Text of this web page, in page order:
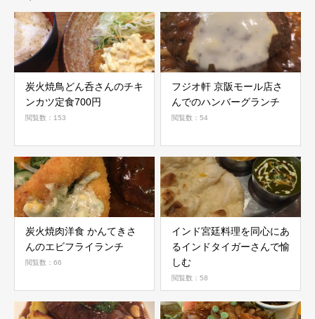
炭火焼鳥どん呑さんのチキ
ンカツ定食700円
閲覧数：153
フジオ軒 京阪モール店さ
んでのハンバーグランチ
閲覧数：54
炭火焼肉洋食 かんてきさ
んのエビフライランチ
閲覧数：66
インド宮廷料理を同心にあ
るインドタイガーさんで愉
しむ
閲覧数：58